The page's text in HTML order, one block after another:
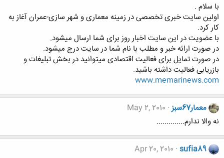
با سلام .
اولین سایت خبری تخصصی در زمینه معماری و شهر سازی-عمران آغاز به
کار کرد.
با عضویت در این سایت اخبار روز برای شما ارسال میشود.
در صورت ارائه خبر و مطلب با نام شما در سایت درج میشود.
در صورت تمایل برای فعالیت اقتصادی میتوانید در بخش تبلیغات و
بازریابی فعالیت داشته باشید.
www.memarinews.com
معمار67سبز
May 2, 2010
نه والا ندارم..............
sufia89
Apr 20, 2010